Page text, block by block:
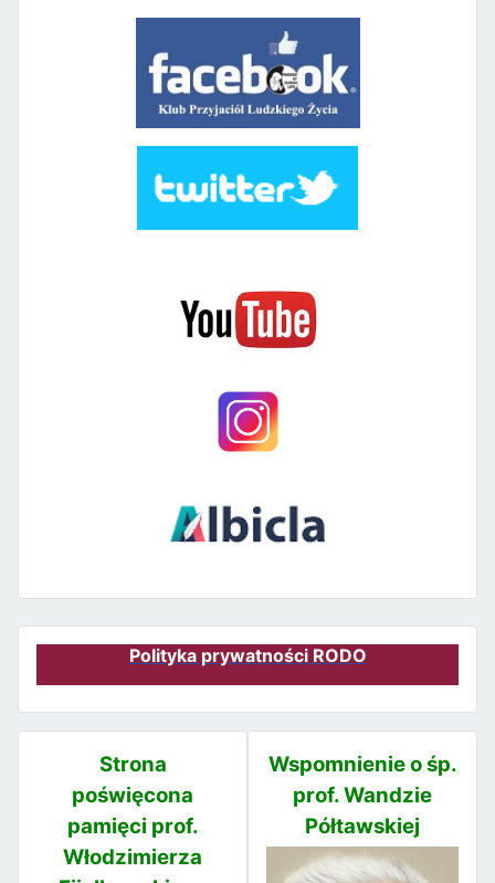
Polityka prywatności RODO
Strona
poświęcona
pamięci prof.
Włodzimierza
Wspomnienie o śp.
prof. Wandzie
Półtawskiej